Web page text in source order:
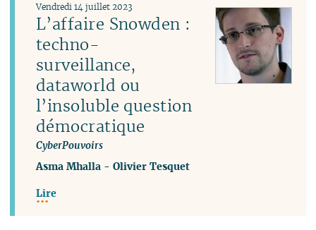
L’affaire Snowden :
techno-
surveillance,
dataworld ou
l’insoluble question
démocratique
CyberPouvoirs
Vendredi 14 juillet 2023
Asma Mhalla -Olivier Tesquet
Lire